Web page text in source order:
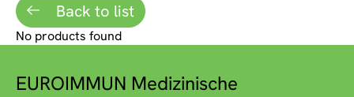
Back to list
No products found
EUROIMMUN Medizinische